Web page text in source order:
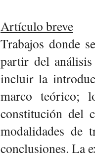
Artículo breve
Trabajos donde
partir del
incluir la
marco teórico;
constitución del
modalidades de
conclusiones. La